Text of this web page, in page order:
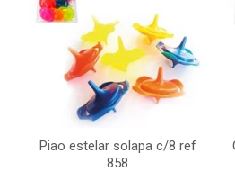
Piao estelar solapa c/8 ref
858